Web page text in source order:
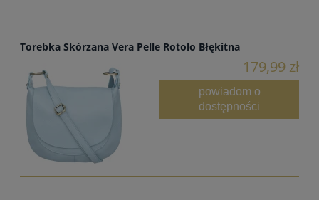
Torebka Skórzana Vera Pelle Rotolo Błękitna
179,99 zł
powiadom o
dostępności